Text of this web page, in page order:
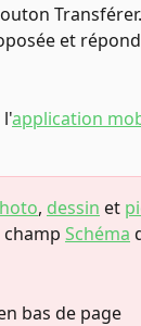
Transférer.
et
l'application
, dessin et
Schéma
bas de page